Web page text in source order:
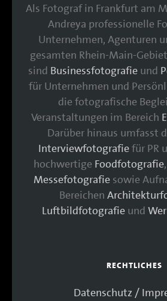
Als Fotograf in Frankfurt am
Andreya professionelle
Unternehmen, Agenturen
gesamten Rhein-Main-
sind Businessfotografie und
für Unternehmen und
die fotografische
Veranstaltungen im Bereich
Darüber hinaus umfasst
Interviewfotografiefür PR
hochwertige Foodfotografie
Messefotografiesowie
Bereichen
Luftbildfotografieund
RECHTLICHES
Datenschutz /